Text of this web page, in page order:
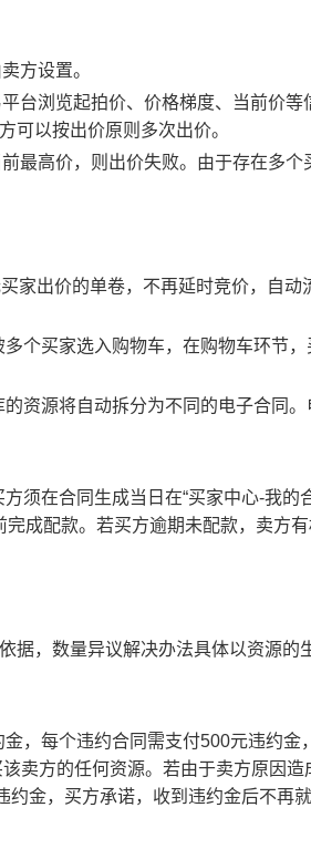
方设置。
台浏览起拍价、价格梯度、当前价等
可以按出价原则多次出价。
最高价，则出价失败。由于存在多个
家出价的单卷，不再延时竞价，自动
个买家选入购物车，在购物车环节，
资源将自动拆分为不同的电子合同。
须在合同生成当日在“买家中心-我的
完成配款。若买方逾期未配款，卖方
据，数量异议解决办法具体以资源的
，每个违约合同需支付500元违约金
卖方的任何资源。若由于卖方原因造
金，买方承诺，收到违约金后不再